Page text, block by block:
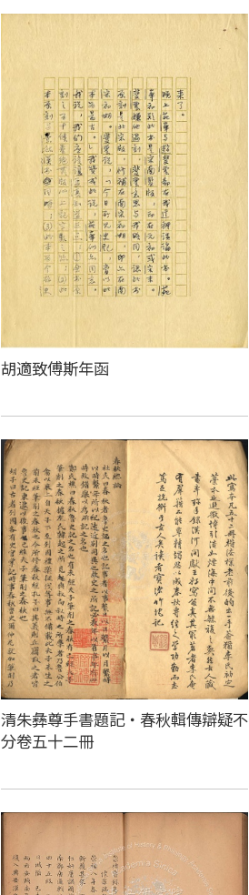
胡適致傅斯年函
清朱彝尊手書題記‧春秋輯傳辯疑不
分卷五十二冊